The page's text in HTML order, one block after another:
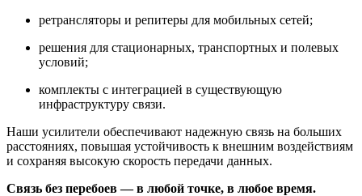
ретрансляторы и репитеры для мобильных сетей;
решения для стационарных, транспортных и полевых
условий;
комплекты с интеграцией в существующую
инфраструктуру связи.
Наши усилители обеспечивают надежную связь на больших
расстояниях, повышая устойчивость к внешним воздействиям
и сохраняя высокую скорость передачи данных.
Связь без перебоев — в любой точке, в любое время.